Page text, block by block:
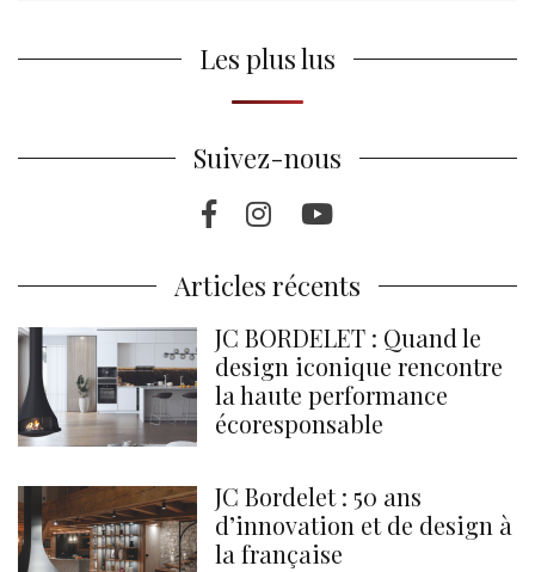
Les plus lus
Suivez-nous
Facebook
Instragram
Youtube
Articles récents
JC BORDELET : Quand le
design iconique rencontre
la haute performance
écoresponsable
JC Bordelet : 50 ans
d’innovation et de design à
la française